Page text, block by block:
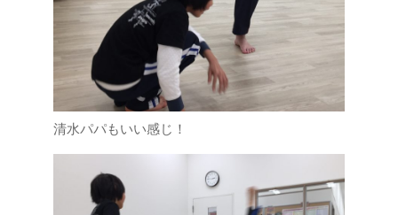
清水パパもいい感じ！